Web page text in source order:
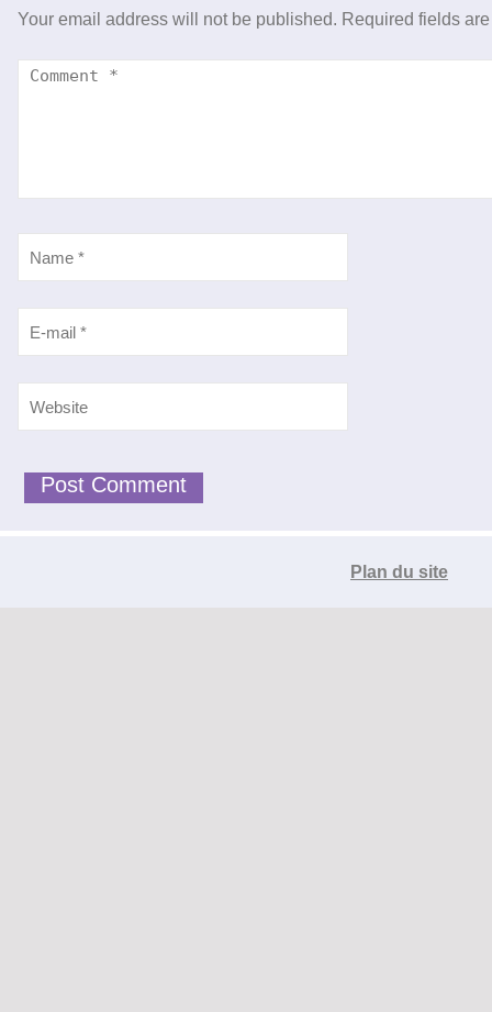
Your email address will not be published. Required fields
Plan du site